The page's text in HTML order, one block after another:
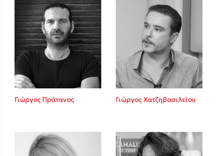
Γιώργος Πράτανος Γιώργος Χατζηβασιλείου